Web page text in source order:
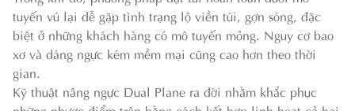
tuyến vú lại dễ gặp tình trạng lộ viền túi, gợn sóng, đặc
biệt ở những khách hàng có mô tuyến mỏng. Nguy cơ bao
xơ và dáng ngực kém mềm mại cũng cao hơn theo thời
gian.
Kỹ thuật nâng ngực Dual Plane ra đời nhằm khắc phục